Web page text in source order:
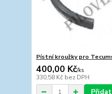
Pístní kroužky pro
400,00 Kč/ks
330,58 Kč bez DPH